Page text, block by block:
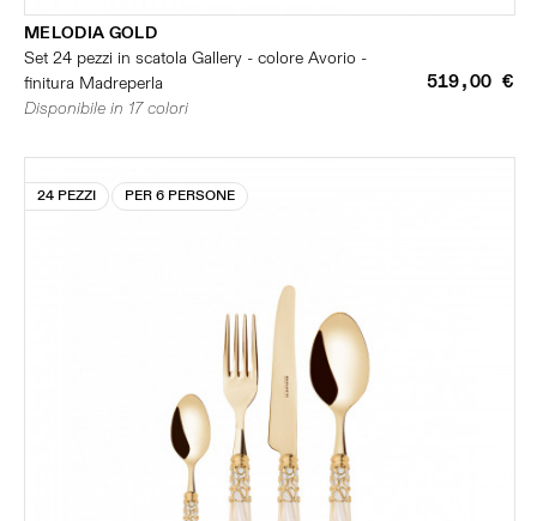
MELODIA GOLD
Set 24 pezzi in scatola Gallery - colore Avorio -
finitura Madreperla
519,00 €
Disponibile in 17 colori
24 PEZZI PER 6 PERSONE